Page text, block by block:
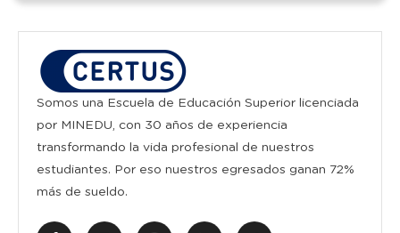
Somos una Escuela de Educación Superior licenciada
por MINEDU, con 30 años de experiencia
transformando la vida profesional de nuestros
estudiantes. Por eso nuestros egresados ganan 72%
más de sueldo.